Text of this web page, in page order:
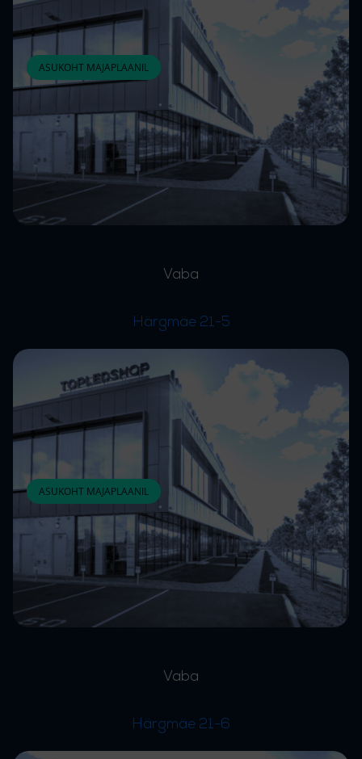
ASUKOHT MAJAPLAANIL
Vaba
Härgmäe 21-5
ASUKOHT MAJAPLAANIL
Vaba
Härgmäe 21-6